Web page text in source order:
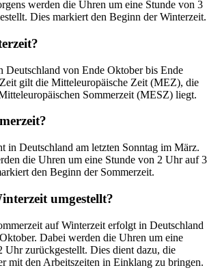
werden die Uhren um eine Stunde von 3
Dies markiert den Beginn der Winterzeit.
Deutschland von Ende Oktober bis Ende
gilt die Mitteleuropäische Zeit (MEZ), die
Sommerzeit (MESZ) liegt.
in Deutschland am letzten Sonntag im März.
die Uhren um eine Stunde von 2 Uhr auf 3
den Beginn der Sommerzeit.
umgestellt?
auf Winterzeit erfolgt in Deutschland
Dabei werden die Uhren um eine
Uhr zurückgestellt. Dies dient dazu, die
mit den Arbeitszeiten in Einklang zu bringen.